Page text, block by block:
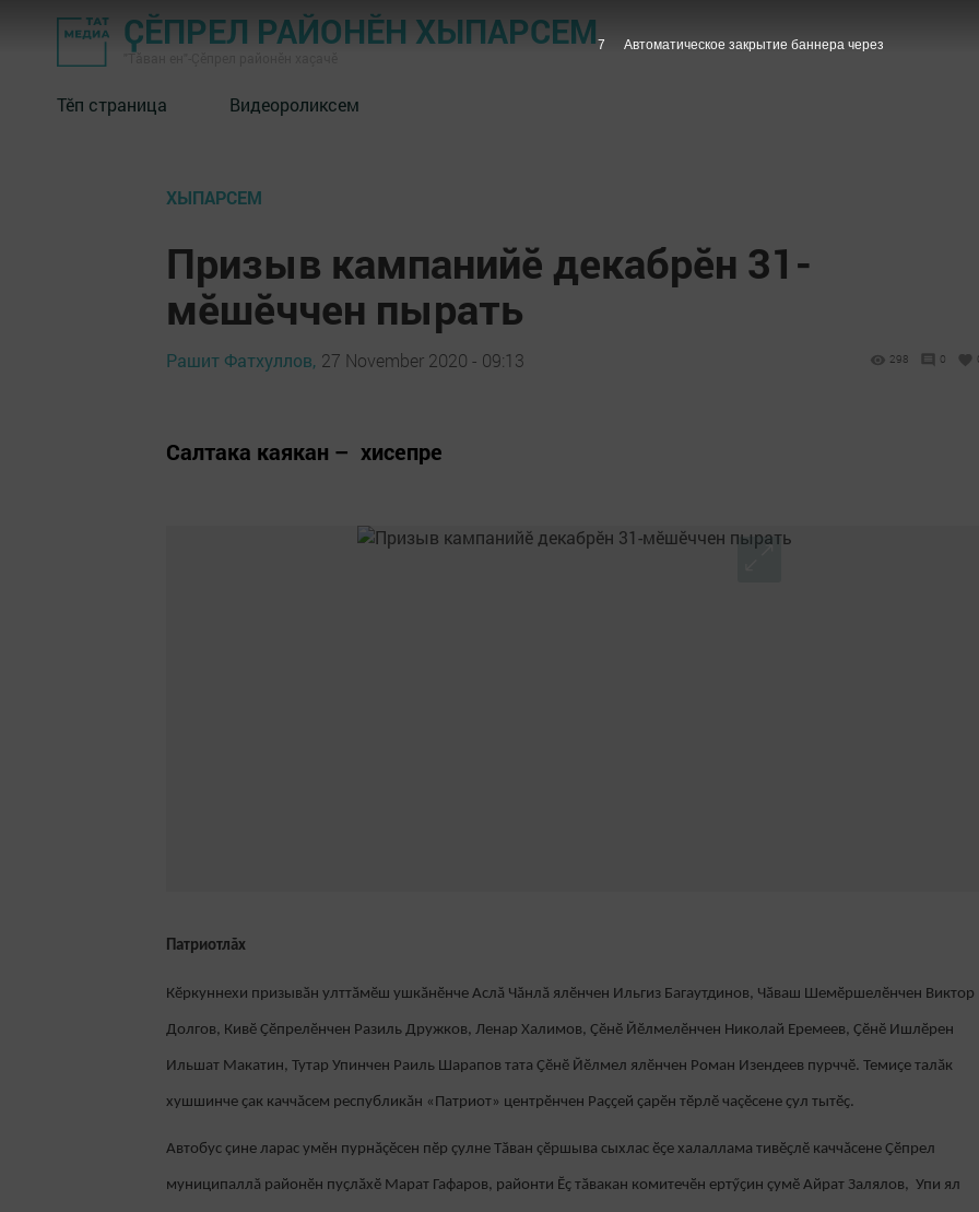
ҪӖПРЕЛ РАЙОНӖН ХЫПАРСЕМ
"Тӑван ен"-Çĕпрел районĕн хаçачӗ
Тӗп страница Видеороликсем
ХЫПАРСЕМ
Призыв кампанийӗ декабрӗн 31-
мӗшӗччен пырать
Рашит Фатхуллов, 27 November 2020 - 09:13 298 0
Салтака каякан – хисепре
Патриотлăх
Кӗркуннехи призывӑн улттӑмӗш ушкӑнӗнче Аслă Чăнлă ялӗнчен Ильгиз Багаутдинов, Чӑваш Шемӗршелӗнчен Виктор
Долгов, Кивӗ Ҫӗпрелӗнчен Разиль Дружков, Ленар Халимов, Çӗнӗ Йӗлмелӗнчен Николай Еремеев, Ҫӗнӗ Ишлӗрен
Ильшат Макатин, Тутар Упинчен Раиль Шарапов тата Ҫӗнӗ Йӗлмел ялӗнчен Роман Изендеев пурччӗ. Темиҫе талӑк
хушшинче ҫак каччăсем республикăн «Патриот» центрӗнчен Раҫҫей ҫарӗн тӗрлӗ чаçӗсене ҫул тытӗҫ.
Автобус çине ларас умӗн пурнăçӗсен пӗр çулне Тӑван çӗршыва сыхлас ӗҫе халаллама тивӗҫлӗ каччăсене Ҫӗпрел
муниципаллă районӗн пуҫлӑхӗ Марат Гафаров, районти Ӗҫ тӑвакан комитечӗн ертӳҫин çумӗ Айрат Залялов, Упи ял
6 Автоматическое закрытие баннера через